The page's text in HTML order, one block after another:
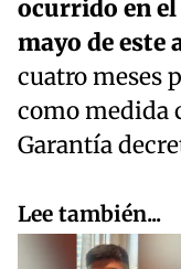
ocurrido en el
mayo de este
cuatro meses
como medida
Garantía
Lee también...